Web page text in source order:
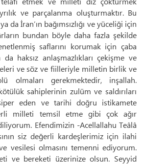
ve parçalanma oluşturmaktır. Bu
da İran’ın bağımsızlığı ve yüceliği için
bundan böyle daha fazla şekilde
saflarını korumak için çaba
haksız anlaşmazlıkları çekişme ve
ve söz ve fiilleriyle milletin birlik ve
olmaları gerekmektedir, inşallah.
sahiplerinin zulüm ve saldırıları
eden ve tarihi doğru istikamete
milleti temsil etme gibi çok ağır
Efendimizin -Acellallahu Teâlâ
siz değerli kardeşlerimiz için ilahi
vesilesi olmasını temenni ediyorum.
ve bereketi üzerinize olsun. Seyyid